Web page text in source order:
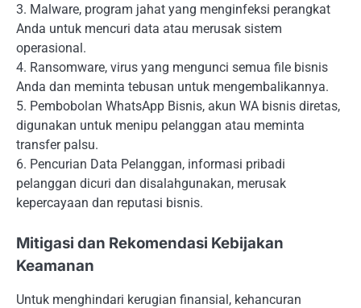
3. Malware, program jahat yang menginfeksi perangkat
Anda untuk mencuri data atau merusak sistem
operasional.
4. Ransomware, virus yang mengunci semua file bisnis
Anda dan meminta tebusan untuk mengembalikannya.
5. Pembobolan WhatsApp Bisnis, akun WA bisnis diretas,
digunakan untuk menipu pelanggan atau meminta
transfer palsu.
6. Pencurian Data Pelanggan, informasi pribadi
pelanggan dicuri dan disalahgunakan, merusak
kepercayaan dan reputasi bisnis.
Mitigasi dan Rekomendasi Kebijakan
Keamanan
Untuk menghindari kerugian finansial, kehancuran